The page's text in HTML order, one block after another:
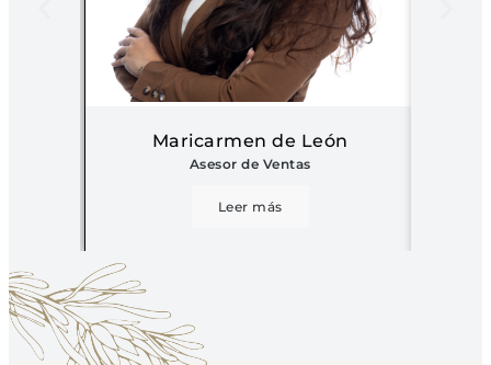
Maricarmen de León
Asesor de Ventas
Leer más